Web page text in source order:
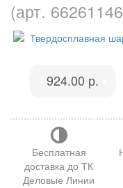
(арт.
924.00 р.
Бесплатная
доставка до ТК
Деловые Линии